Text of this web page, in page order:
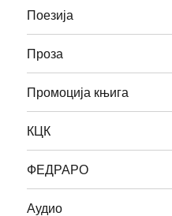
Поезија
Проза
Промоција књига
КЦК
ФЕДРАРО
Аудио